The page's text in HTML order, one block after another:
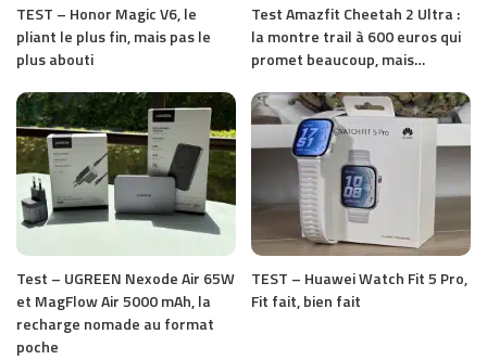
TEST – Honor Magic V6, le
pliant le plus fin, mais pas le
plus abouti
Test Amazfit Cheetah 2 Ultra :
la montre trail à 600 euros qui
promet beaucoup, mais…
Test – UGREEN Nexode Air 65W
et MagFlow Air 5000 mAh, la
recharge nomade au format
poche
TEST – Huawei Watch Fit 5 Pro,
Fit fait, bien fait